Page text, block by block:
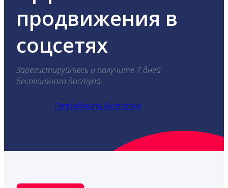
продвижения в
соцсетях
Зарегистируйтесь и получите 7 дней
бесплатного доступа.
Попробовать бесплатно